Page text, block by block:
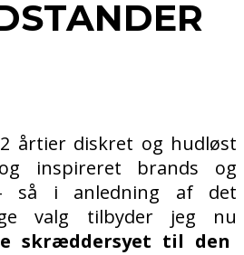
årtier diskret og hudløst
inspireret
brands og
så i anledning af det
valg tilbyder jeg nu
skræddersyet til den